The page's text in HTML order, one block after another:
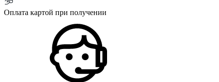
Оплата картой при получении